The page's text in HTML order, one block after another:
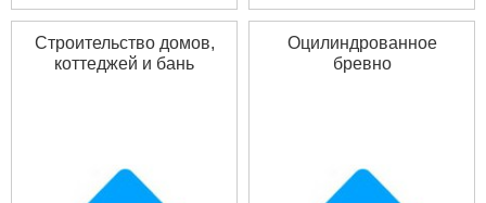
Строительство домов,
коттеджей и бань
Оцилиндрованное
бревно